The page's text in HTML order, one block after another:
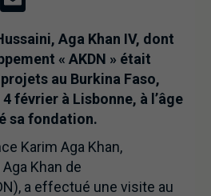
Aga Khan IV, dont
« AKDN » était
au Burkina Faso,
février à Lisbonne, à l’âge
sa fondation.
Karim Aga Khan,
Khan de
a effectué une visite au